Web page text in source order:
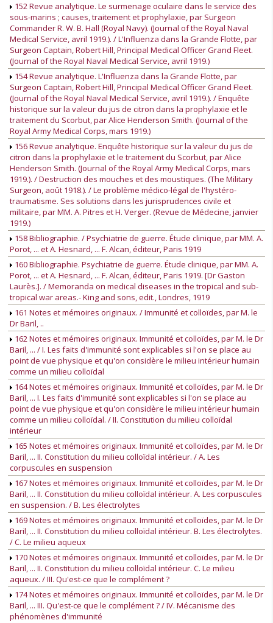
152 Revue analytique. Le surmenage oculaire dans le service des
sous-marins ; causes, traitement et prophylaxie, par Surgeon
Commander R. W. B. Hall (Royal Navy). (Journal of the Royal Naval
Medical Service, avril 1919.). / L'Influenza dans la Grande Flotte, par
Surgeon Captain, Robert Hill, Principal Medical Officer Grand Fleet.
(Journal of the Royal Naval Medical Service, avril 1919.)
154 Revue analytique. L'Influenza dans la Grande Flotte, par
Surgeon Captain, Robert Hill, Principal Medical Officer Grand Fleet.
(Journal of the Royal Naval Medical Service, avril 1919.). / Enquête
historique sur la valeur du jus de citron dans la prophylaxie et le
traitement du Scorbut, par Alice Henderson Smith. (Journal of the
Royal Army Medical Corps, mars 1919.)
156 Revue analytique. Enquête historique sur la valeur du jus de
citron dans la prophylaxie et le traitement du Scorbut, par Alice
Henderson Smith. (Journal of the Royal Army Medical Corps, mars
1919.). / Destruction des mouches et des moustiques. (The Military
Surgeon, août 1918.). / Le problème médico-légal de l'hystéro-
traumatisme. Ses solutions dans les jurisprudences civile et
militaire, par MM. A. Pitres et H. Verger. (Revue de Médecine, janvier
1919.)
158 Bibliographie. / Psychiatrie de guerre. Étude clinique, par MM. A.
Porot, ... et A. Hesnard, ... F. Alcan, éditeur, Paris 1919
160 Bibliographie. Psychiatrie de guerre. Étude clinique, par MM. A.
Porot, ... et A. Hesnard, ... F. Alcan, éditeur, Paris 1919. [Dr Gaston
Laurès.]. / Memoranda on medical diseases in the tropical and sub-
tropical war areas.- King and sons, edit., Londres, 1919
161 Notes et mémoires originaux. / Immunité et colloïdes, par M. le
Dr Baril, ..
162 Notes et mémoires originaux. Immunité et colloïdes, par M. le Dr
Baril, ... / I. Les faits d'immunité sont explicables si l'on se place au
point de vue physique et qu'on considère le milieu intérieur humain
comme un milieu colloïdal
164 Notes et mémoires originaux. Immunité et colloïdes, par M. le Dr
Baril, ... I. Les faits d'immunité sont explicables si l'on se place au
point de vue physique et qu'on considère le milieu intérieur humain
comme un milieu colloïdal. / II. Constitution du milieu colloïdal
intérieur
165 Notes et mémoires originaux. Immunité et colloïdes, par M. le Dr
Baril, ... II. Constitution du milieu colloïdal intérieur. / A. Les
corpuscules en suspension
167 Notes et mémoires originaux. Immunité et colloïdes, par M. le Dr
Baril, ... II. Constitution du milieu colloïdal intérieur. A. Les corpuscules
en suspension. / B. Les électrolytes
169 Notes et mémoires originaux. Immunité et colloïdes, par M. le Dr
Baril, ... II. Constitution du milieu colloïdal intérieur. B. Les électrolytes.
/ C. Le milieu aqueux
170 Notes et mémoires originaux. Immunité et colloïdes, par M. le Dr
Baril, ... II. Constitution du milieu colloïdal intérieur. C. Le milieu
aqueux. / III. Qu'est-ce que le complément ?
174 Notes et mémoires originaux. Immunité et colloïdes, par M. le Dr
Baril, ... III. Qu'est-ce que le complément ? / IV. Mécanisme des
phénomènes d'immunité